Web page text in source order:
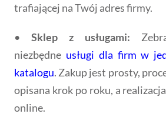
trafiającej na Twój adres firmy.
• Sklep z usługami:
niezbędne usługi dla firm w
katalogu. Zakup jest prosty,
opisana krok po roku, a
online.